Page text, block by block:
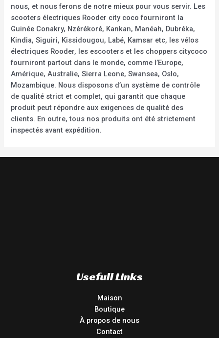
nous, et nous ferons de notre mieux pour vous servir. Les
scooters électriques Rooder city coco fourniront la
Guinée Conakry, Nzérékoré, Kankan, Manéah, Dubréka,
Kindia, Siguiri, Kissidougou, Labé, Kamsar etc, les vélos
électriques Rooder, les escooters et les choppers citycoco
fourniront partout dans le monde, comme l’Europe,
Amérique, Australie, Sierra Leone, Swansea, Oslo,
Mozambique. Nous disposons d’un système de contrôle
de qualité strict et complet, qui garantit que chaque
produit peut répondre aux exigences de qualité des
clients. En outre, tous nos produits ont été strictement
inspectés avant expédition.
Usefull Links
Maison
Boutique
À propos de nous
Contact